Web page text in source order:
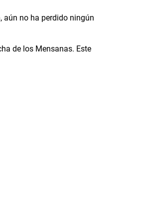
aún no ha perdido ningún
de los Mensanas. Este